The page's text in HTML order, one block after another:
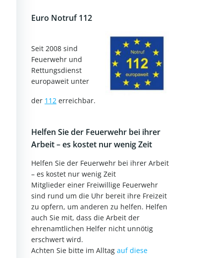
Euro Notruf 112
Seit 2008 sind
Feuerwehr und
Rettungsdienst
europaweit unter
der 112 erreichbar.
Helfen Sie der Feuerwehr bei ihrer
Arbeit – es kostet nur wenig Zeit
Helfen Sie der Feuerwehr bei ihrer Arbeit
– es kostet nur wenig Zeit
Mitglieder einer Freiwillige Feuerwehr
sind rund um die Uhr bereit ihre Freizeit
zu opfern, um anderen zu helfen. Helfen
auch Sie mit, dass die Arbeit der
ehrenamtlichen Helfer nicht unnötig
erschwert wird.
Achten Sie bitte im Alltag auf diese